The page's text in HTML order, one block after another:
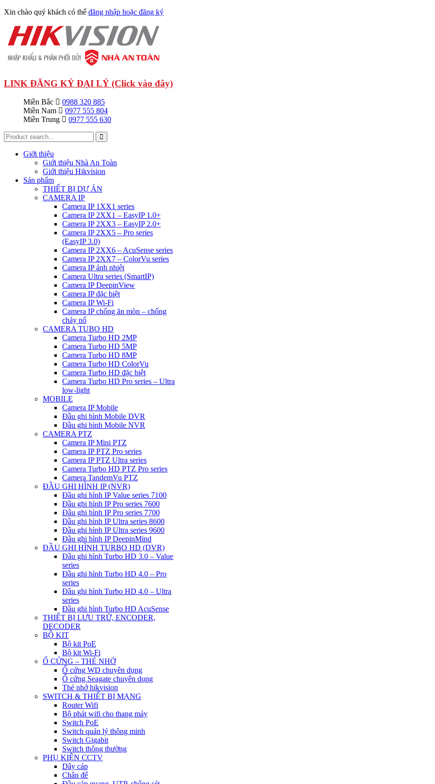
Xin chào quý khách có thể đăng nhập hoặc đăng ký
LINK ĐĂNG KÝ ĐẠI LÝ (Click vào đây)
Miền Bắc
0988 320 885
Miền Nam
0977 555 804
Miền Trung
0977 555 630
Giới thiệu
Giới thiệu Nhà An Toàn
Giới thiệu Hikvision
Sản phẩm
THIẾT BỊ DỰ ÁN
CAMERA IP
Camera IP 1XX1 series
Camera IP 2XX1 – EasyIP 1.0+
Camera IP 2XX3 – EasyIP 2.0+
Camera IP 2XX5 – Pro series
(EasyIP 3.0)
Camera IP 2XX6 – AcuSense series
Camera IP 2XX7 – ColorVu series
Camera IP ảnh nhiệt
Camera Ultra series (SmartIP)
Camera IP DeepinView
Camera IP đặc biệt
Camera IP Wi-Fi
Camera IP chống ăn mòn – chống
cháy nổ
CAMERA TUBO HD
Camera Turbo HD 2MP
Camera Turbo HD 5MP
Camera Turbo HD 8MP
Camera Turbo HD ColorVu
Camera Turbo HD đặc biệt
Camera Turbo HD Pro series – Ultra
low-light
MOBILE
Camera IP Mobile
Đầu ghi hình Mobile DVR
Đầu ghi hình Mobile NVR
CAMERA PTZ
Camera IP Mini PTZ
Camera IP PTZ Pro series
Camera IP PTZ Ultra series
Camera Turbo HD PTZ Pro series
Camera TandemVu PTZ
ĐẦU GHI HÌNH IP (NVR)
Đầu ghi hình IP Value series 7100
Đầu ghi hình IP Pro series 7600
Đầu ghi hình IP Pro series 7700
Đầu ghi hình IP Ultra series 8600
Đầu ghi hình IP Ultra series 9600
Đầu ghi hình IP DeepinMind
ĐẦU GHI HÌNH TURBO HD (DVR)
Đầu ghi hình Turbo HD 3.0 – Value
series
Đầu ghi hình Turbo HD 4.0 – Pro
series
Đầu ghi hình Turbo HD 4.0 – Ultra
series
Đầu ghi hình Turbo HD AcuSense
THIẾT BỊ LƯU TRỮ, ENCODER,
DECODER
BỘ KIT
Bộ kit PoE
Bộ kit Wi-Fi
Ổ CỨNG – THẺ NHỚ
Ổ cứng WD chuyên dụng
Ổ cứng Seagate chuyên dụng
Thẻ nhớ hikvision
SWITCH & THIẾT BỊ MẠNG
Router Wifi
Bộ phát wifi cho thang máy
Switch PoE
Switch quản lý thông minh
Switch Gigabit
Switch thông thường
PHỤ KIỆN CCTV
Dây cáp
Chân đế